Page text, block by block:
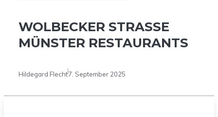
WOLBECKER STRASSE M
ÜNSTER RESTAURANTS
Hildegard Flecht7. September 2025